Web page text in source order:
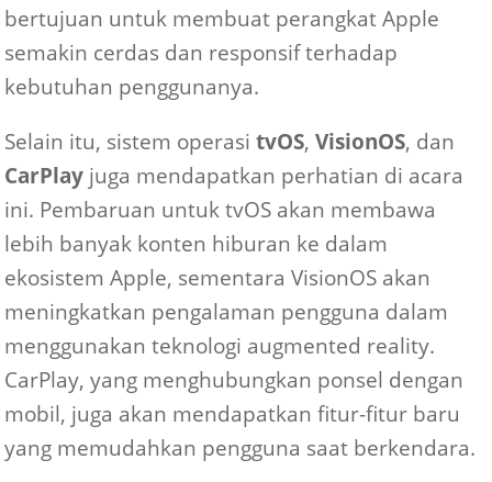
bertujuan untuk membuat perangkat Apple
semakin cerdas dan responsif terhadap
kebutuhan penggunanya.
Selain itu, sistem operasitvOS,VisionOS, dan
CarPlay juga mendapatkan perhatian di acara
ini. Pembaruan untuk tvOS akan membawa
lebih banyak konten hiburan ke dalam
ekosistem Apple, sementara VisionOS akan
meningkatkan pengalaman pengguna dalam
menggunakan teknologi augmented reality.
CarPlay, yang menghubungkan ponsel dengan
mobil, juga akan mendapatkan fitur-fitur baru
yang memudahkan pengguna saat berkendara.